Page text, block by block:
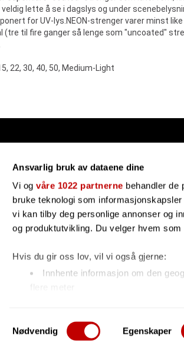
Ansvarlig bruk av dataene dine
Vi ogvåre 1022 partnerne behandler de
bruke teknologi som
vi kan tilby deg personlige annonser og
og produktutvikling. Du velger hvem
Hvis du gir oss lov, vil vi også gjerne:
Innhente informasjon om den
flere meter
hvordan de skal brukes. Du kan hele
Samtykkevalg
Nødvendig Egenskaper
lette å se i dagslys og under
for UV-lys.NEON-strenger varer minst
(tre til fire ganger så lenge som "uncoated"
22, 30, 40, 50, Medium-Light
Evenstad Musikk - All rights reserved